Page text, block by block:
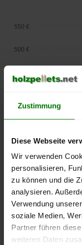
Zustimmung
Diese Webseite
Wir verwenden
personalisieren,
zu können und die
analysieren.
Verwendung
soziale Medien,
Partner führen
weiteren Daten
September
2025
300 €
350 €
500 €
550 €
Die aktuelle
können Sie